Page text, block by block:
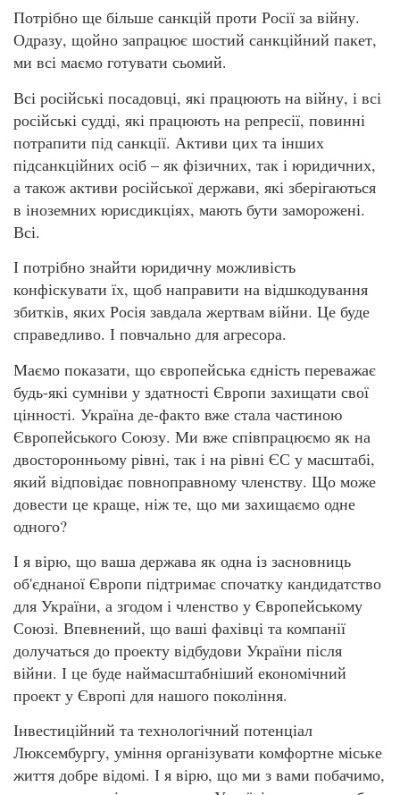
Потрібно ще більше санкцій проти Росії за війну.
Одразу, щойно запрацює шостий санкційний пакет,
ми всі маємо готувати сьомий.
Всі російські посадовці, які працюють на війну, і всі
російські судді, які працюють на репресії, повинні
потрапити під санкції. Активи цих та інших
підсанкційних осіб – як фізичних, так і юридичних,
а також активи російської держави, які зберігаються
в іноземних юрисдикціях, мають бути заморожені.
Всі.
І потрібно знайти юридичну можливість
конфіскувати їх, щоб направити на відшкодування
збитків, яких Росія завдала жертвам війни. Це буде
справедливо. І повчально для агресора.
Маємо показати, що європейська єдність переважає
будь-які сумніви у здатності Європи захищати свої
цінності. Україна де-факто вже стала частиною
Європейського Союзу. Ми вже співпрацюємо як на
двосторонньому рівні, так і на рівні ЄС у масштабі,
який відповідає повноправному членству. Що може
довести це краще, ніж те, що ми захищаємо одне
одного?
І я вірю, що ваша держава як одна із засновниць
об'єднаної Європи підтримає спочатку кандидатство
для України, а згодом і членство у Європейському
Союзі. Впевнений, що ваші фахівці та компанії
долучаться до проекту відбудови України після
війни. І це буде наймасштабніший економічний
проект у Європі для нашого покоління.
Інвестиційний та технологічний потенціал
Люксембургу, уміння організувати комфортне міське
життя добре відомі. І я вірю, що ми з вами побачимо,